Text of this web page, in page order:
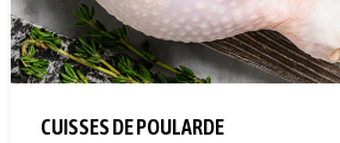
CUISSES DE POULARDE